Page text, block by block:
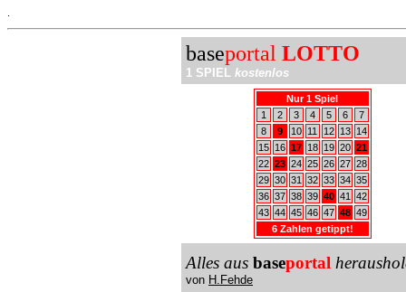
baseportal LOTTO
1 SPIEL kostenlos
Nur 1 Spiel
1
2 3 4 5 6
7
8
9 10 11 12 13
14
15
16 17 18 19 20 21
22 23 24 25 26 27 28
29 30 31 32 33 34 35
36 37 38 39 40 41
42
43 44 45 46 47 48 49
6 Zahlen getippt!
Alles aus baseportal
von H.Fehde